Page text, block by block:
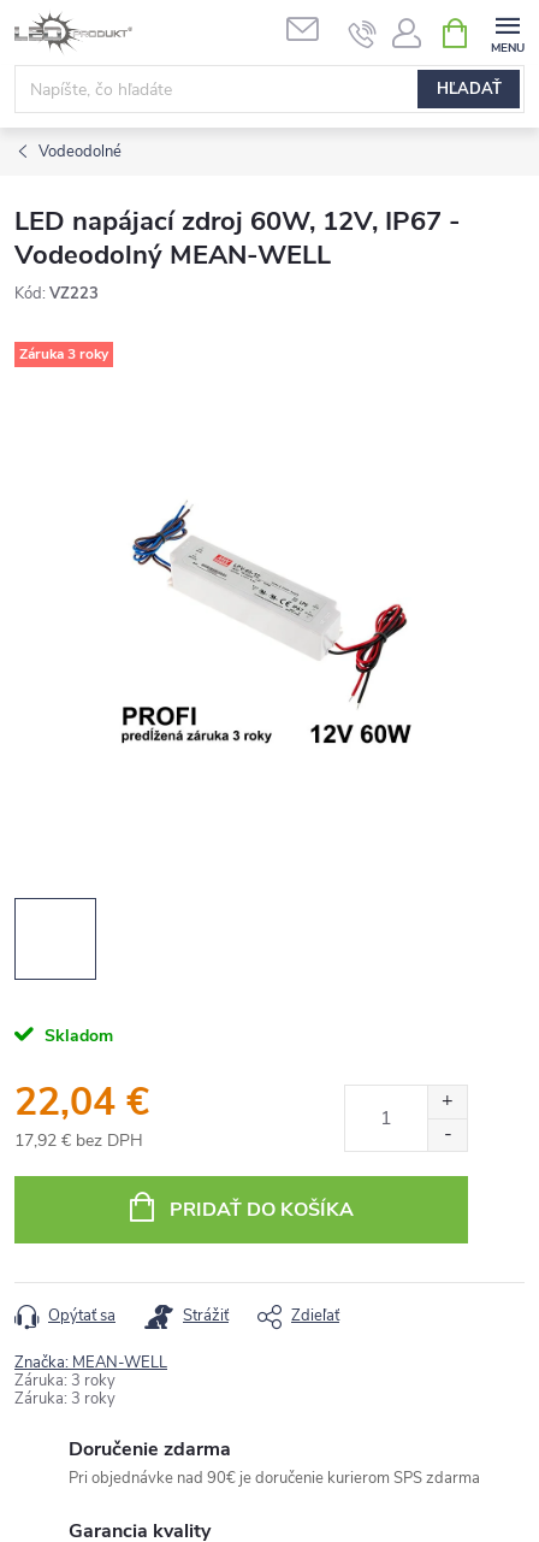
Prejsť
na
obsah
HĽADAŤ
KOŠÍK
Vodeodolné
LED napájací zdroj 60W, 12V, IP67 -
Vodeodolný MEAN-WELL
Kód: VZ223
Záruka 3 roky
Skladom
22,04 €
17,92 € bez DPH
cena:
PRIDAŤ DO KOŠÍKA
Opýtať sa Strážiť Zdieľať
Značka: MEAN-WELL
Záruka: 3 roky
Záruka: 3 roky
Doručenie zdarma
Pri objednávke nad 90€ je doručenie kurierom SPS zdarma
Garancia kvality